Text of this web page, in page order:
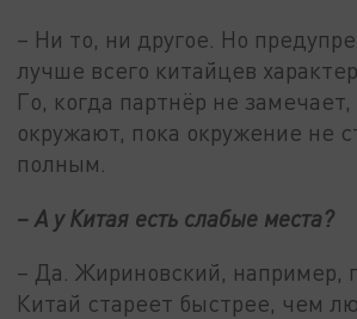
– Ни то, ни другое. Но
лучше всего китайцев
Го, когда партнёр не замечает,
окружают, пока окружение не
полным.
– А у Китая есть слабые места?
– Да. Жириновский, например,
Китай стареет быстрее, чем